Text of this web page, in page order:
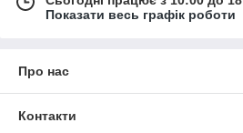
Показати весь графік роботи
Про нас
Контакти